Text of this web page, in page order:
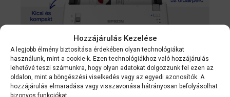
Hozzájárulás Kezelése
A legjobb élmény biztosítása érdekében olyan technológiákat
használunk, mint a cookie-k. Ezen technológiákhoz való hozzájárulás
lehetővé teszi számunkra, hogy olyan adatokat dolgozzunk fel ezen az
oldalon, mint a böngészési viselkedés vagy az egyedi azonosítók. A
hozzájárulás elmaradása vagy visszavonása hátrányosan befolyásolhat
bizonyos funkciókat.